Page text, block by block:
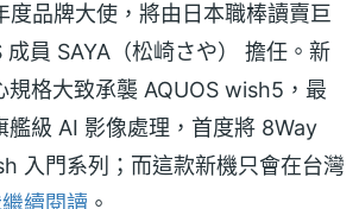
度品牌大使，將由日本職棒讀賣巨
成員 SAYA（松崎さや） 擔任。新
規格大致承襲 AQUOS wish5，最
艦級 AI 影像處理，首度將 8Way
入門系列；而這款新機只會在台灣